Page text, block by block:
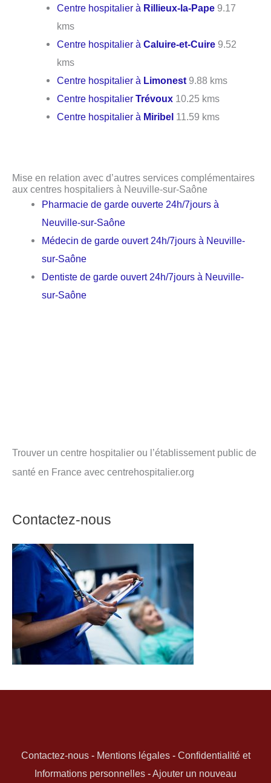
Centre hospitalier à Rillieux-la-Pape 9.17
kms
Centre hospitalier àCaluire-et-Cuire 9.52
kms
Centre hospitalier à Limonest 9.88 kms
Centre hospitalierTrévoux 10.25 kms
Centre hospitalier à Miribel 11.59 kms
Mise en relation avec d’autres services complémentaires
aux centres hospitaliers à Neuville-sur-Saône
Pharmacie de garde ouverte 24h/7jours à
Neuville-sur-Saône
Médecin de garde ouvert 24h/7jours à Neuville-
sur-Saône
Dentiste de garde ouvert 24h/7jours à Neuville-
sur-Saône
Trouver un centre hospitalier ou l’établissement public de
santé en France avec centrehospitalier.org
Contactez-nous
Contactez-nous- Mentions légales- Confidentialité et
Informations personnelles - Ajouter un nouveau